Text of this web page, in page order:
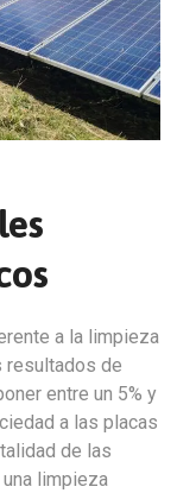
a la limpieza
resultados de
entre un 5% y
a las placas
de las
limpieza